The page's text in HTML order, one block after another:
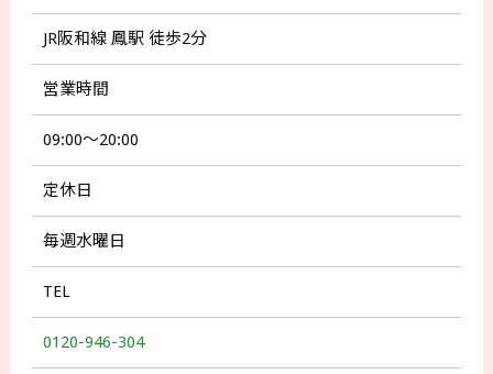
JR阪和線 鳳駅 徒歩2分
営業時間
09:00～20:00
定休日
毎週水曜日
TEL
0120-946-304